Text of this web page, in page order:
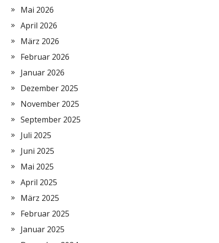
Mai 2026
April 2026
März 2026
Februar 2026
Januar 2026
Dezember 2025
November 2025
September 2025
Juli 2025
Juni 2025
Mai 2025
April 2025
März 2025
Februar 2025
Januar 2025